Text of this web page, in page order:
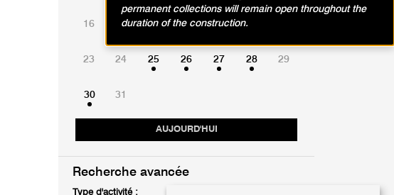
AUJOURD'HUI
16 17 18 19 20 21
23 24 25 26 27 28 29
30 31
Recherche avancée
Type d'activité :
permanent collections will remain open throughout the
duration of the construction.